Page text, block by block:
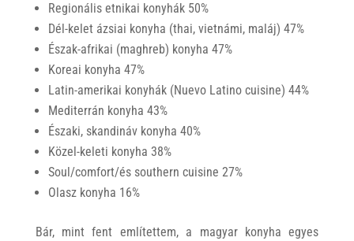
Regionális etnikai konyhák 50%
Dél-kelet ázsiai konyha (thai, vietnámi, maláj) 47%
Észak-afrikai (maghreb) konyha 47%
Koreai konyha 47%
Latin-amerikai konyhák (Nuevo Latino cuisine) 44%
Mediterrán konyha 43%
Északi, skandináv konyha 40%
Közel-keleti konyha 38%
Soul/comfort/és southern cuisine 27%
Olasz konyha 16%
Bár, mint fent említettem, a magyar konyha egyes